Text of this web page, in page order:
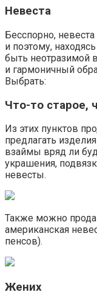
Невеста
Бесспорно,
и поэтому,
быть неотразимой
и гармоничный
Выбрать:
Что-то старое,
Из этих пунктов
предлагать
взаймы вряд ли
украшения,
невесты.
Также можно
американская
пенсов).
Жених